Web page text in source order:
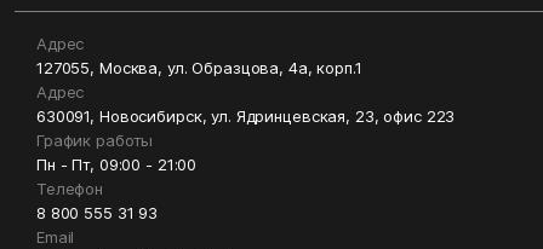
Адрес
127055, Москва, ул. Образцова, 4а, корп.1
Адрес
630091, Новосибирск, ул. Ядринцевская, 23, офис 223
График работы
Пн - Пт, 09:00 - 21:00
Телефон
8 800 555 31 93
Email